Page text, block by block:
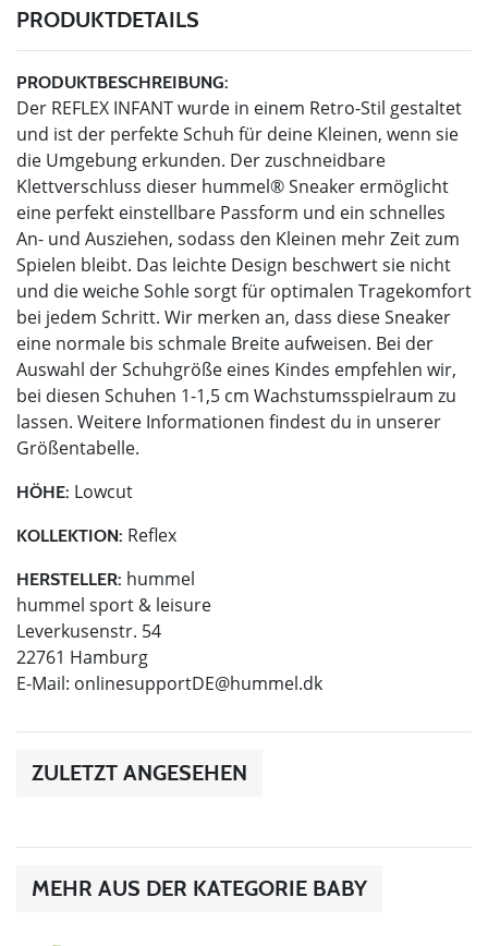
PRODUKTDETAILS
PRODUKTBESCHREIBUNG:
Der REFLEX INFANT wurde in einem Retro-Stil gestaltet
und ist der perfekte Schuh für deine Kleinen, wenn sie
die Umgebung erkunden. Der zuschneidbare
Klettverschluss dieser hummel® Sneaker ermöglicht
eine perfekt einstellbare Passform und ein schnelles
An- und Ausziehen, sodass den Kleinen mehr Zeit zum
Spielen bleibt. Das leichte Design beschwert sie nicht
und die weiche Sohle sorgt für optimalen Tragekomfort
bei jedem Schritt. Wir merken an, dass diese Sneaker
eine normale bis schmale Breite aufweisen. Bei der
Auswahl der Schuhgröße eines Kindes empfehlen wir,
bei diesen Schuhen 1-1,5 cm Wachstumsspielraum zu
lassen. Weitere Informationen findest du in unserer
Größentabelle.
HÖHE: Lowcut
KOLLEKTION: Reflex
HERSTELLER: hummel
hummel sport & leisure
Leverkusenstr. 54
22761 Hamburg
E-Mail: onlinesupportDE@hummel.dk
ZULETZT ANGESEHEN
MEHR AUS DER KATEGORIE BABY